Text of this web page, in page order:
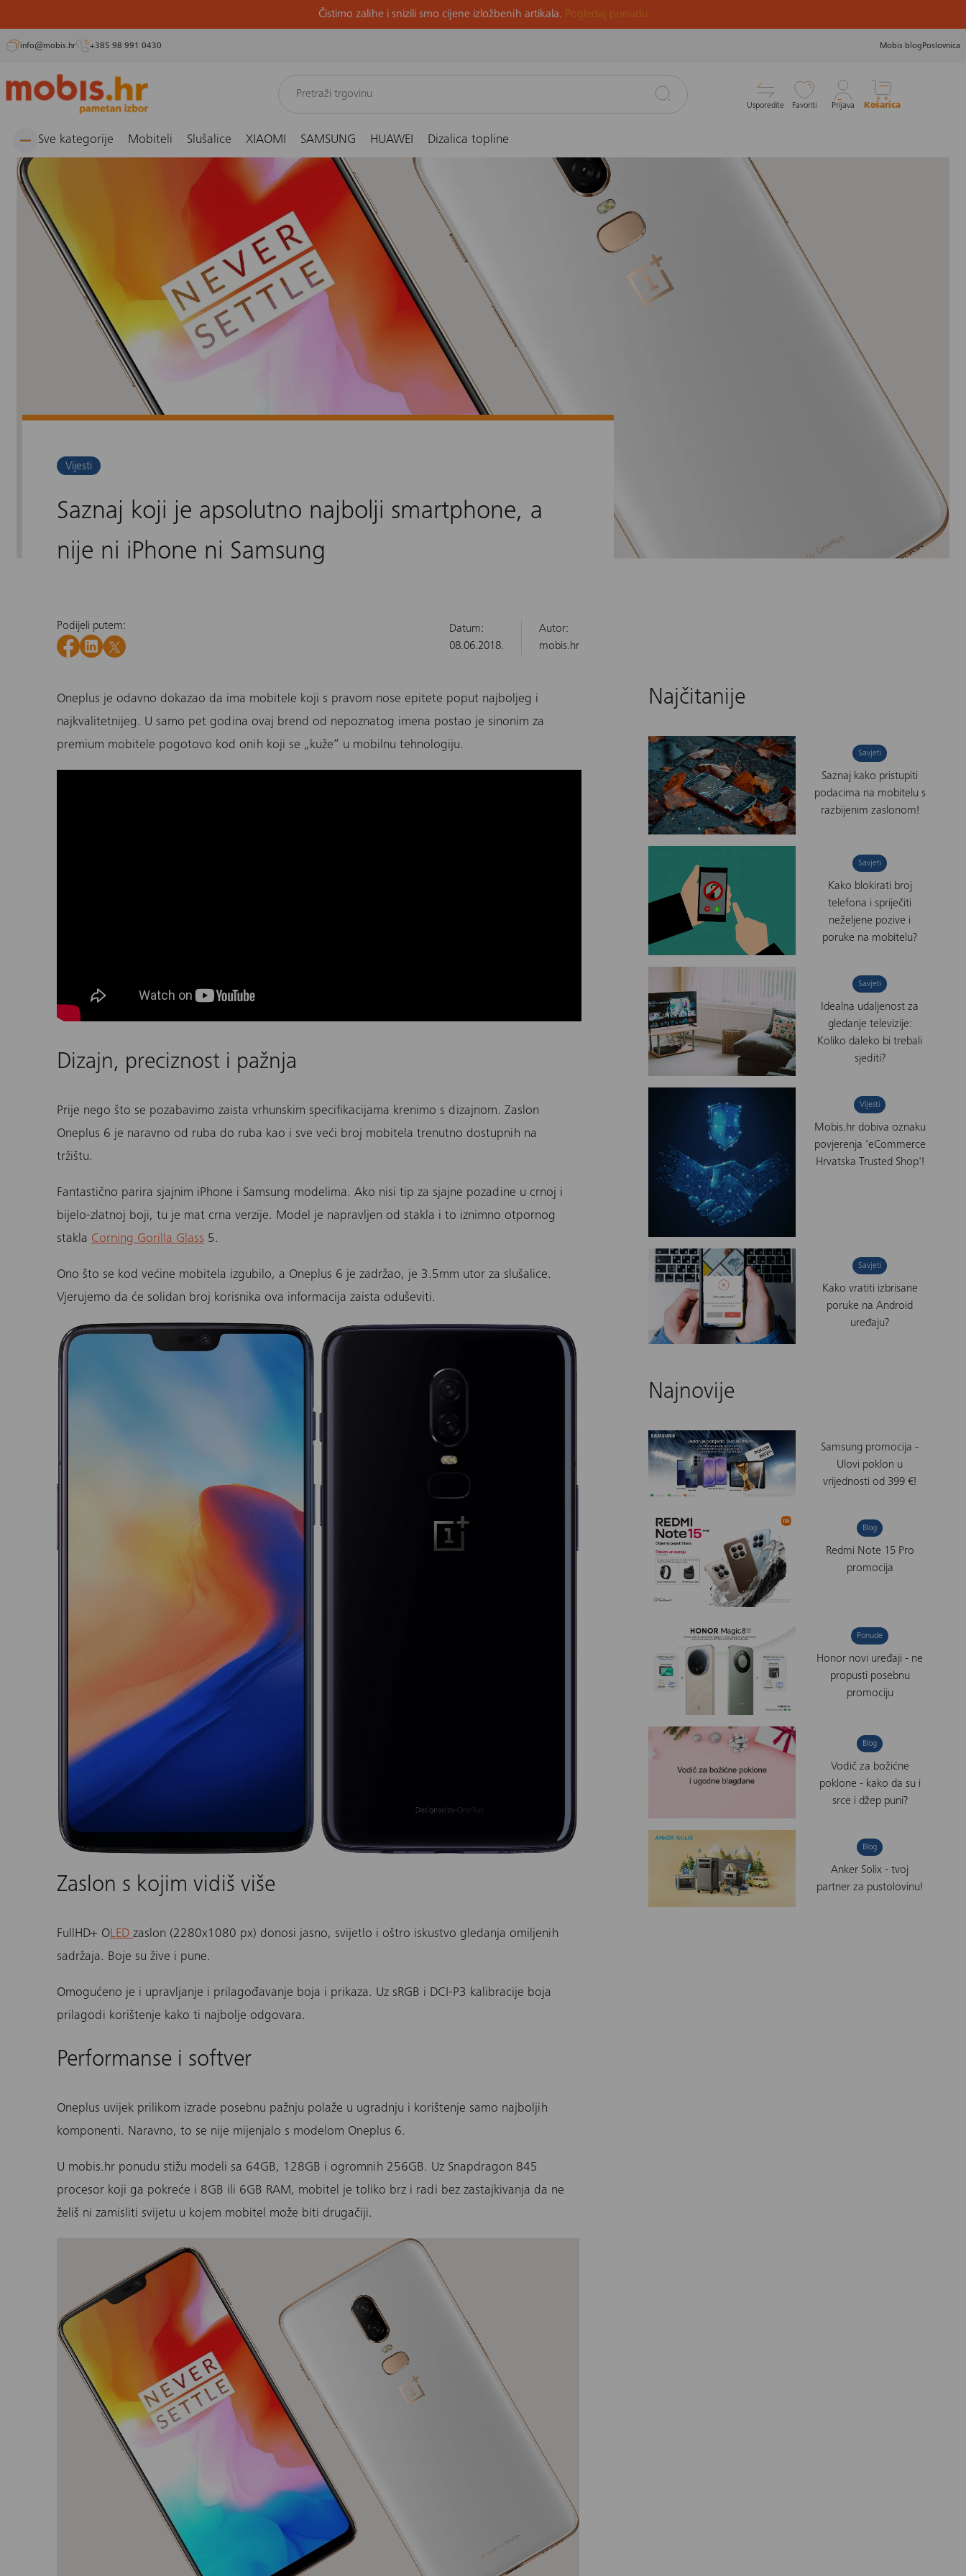
Preskoči
Čistimo zalihe i snizili smo cijene izložbenih artikala. Pogledaj ponudu
info@mobis.hr +385 98 991 0430 Mobis blog Poslovnica
Usporedite Favoriti Prijava Košarica
Sve kategorije Mobiteli Slušalice XIAOMI SAMSUNG HUAWEI Dizalica topline
Vijesti Saznaj koji je apsolutno najbolji smartphone, a nije ni iPhone ni Samsung
Vijesti
Saznaj koji je apsolutno najbolji smartphone, a
nije ni iPhone ni Samsung
Podijeli putem:
Datum:
08.06.2018.
Autor:
mobis.hr
Oneplus je odavno dokazao da ima mobitele koji s pravom nose epitete poput najboljeg i
najkvalitetnijeg. U samo pet godina ovaj brend od nepoznatog imena postao je sinonim za
premium mobitele pogotovo kod onih koji se „kuže“ u mobilnu tehnologiju.
Dizajn, preciznost i pažnja
Prije nego što se pozabavimo zaista vrhunskim specifikacijama krenimo s dizajnom. Zaslon
Oneplus 6 je naravno od ruba do ruba kao i sve veći broj mobitela trenutno dostupnih na
tržištu.
Fantastično parira sjajnim iPhone i Samsung modelima. Ako nisi tip za sjajne pozadine u crnoj i
bijelo-zlatnoj boji, tu je mat crna verzije. Model
je napravljen od stakla i to iznimno otpornog
stakla Corning Gorilla Glass 5.
Ono što se kod većine mobitela izgubilo, a Oneplus 6 je zadržao, je 3.5mm utor za slušalice.
Vjerujemo da će solidan broj korisnika ova informacija zaista oduševiti.
Zaslon s kojim vidiš više
FullHD+ OLED zaslon (2280x1080 px) donosi jasno, svijetlo i oštro iskustvo gledanja omiljenih
sadržaja. Boje su žive i pune.
Omogućeno je i upravljanje i prilagođavanje boja i prikaza. Uz sRGB i DCI-P3 kalibracije boja
prilagodi korištenje kako ti najbolje odgovara.
Performanse i softver
Oneplus uvijek prilikom izrade posebnu pažnju polaže u ugradnju i korištenje samo najboljih
komponenti. Naravno, to se nije mijenjalo s modelom Oneplus 6.
U mobis.hr ponudu stižu modeli sa 64GB, 128GB i ogromnih 256GB. Uz Snapdragon 845
procesor koji ga pokreće i 8GB ili 6GB RAM, mobitel je toliko brz i radi bez zastajkivanja da ne
želiš ni zamisliti svijetu u kojem mobitel može biti drugačiji.
Najčitanije
Savjeti
Saznaj kako pristupiti
podacima na mobitelu s
razbijenim zaslonom!
Savjeti
Kako blokirati broj
telefona i spriječiti
neželjene pozive i
poruke na mobitelu?
Savjeti
Idealna udaljenost za
gledanje televizije:
Koliko daleko bi trebali
sjediti?
Vijesti
Mobis.hr dobiva oznaku
povjerenja 'eCommerce
Hrvatska Trusted Shop'!
Savjeti
Kako vratiti izbrisane
poruke na Android
uređaju?
Najnovije
Samsung promocija -
Ulovi poklon u
vrijednosti od 399 €!
Blog
Redmi Note 15 Pro
promocija
Ponude
Honor novi uređaji - ne
propusti posebnu
promociju
Blog
Vodič za božićne
poklone - kako da su i
srce i džep puni?
Blog
Anker Solix - tvoj
partner za pustolovinu!